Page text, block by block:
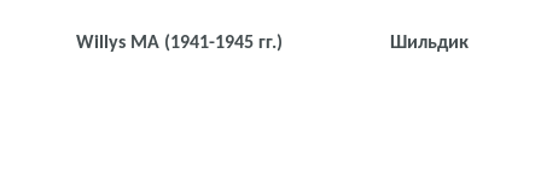
Willys МА (1941-1945 гг.) Шильдик